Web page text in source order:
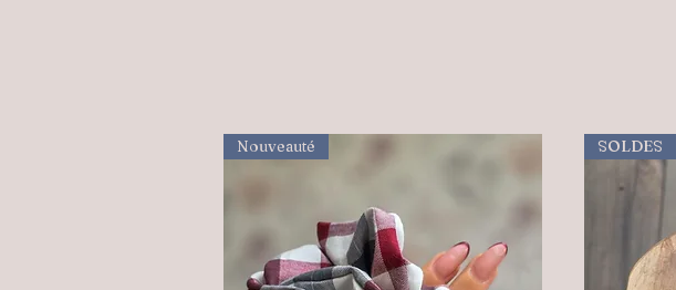
Nouveauté SOLDES